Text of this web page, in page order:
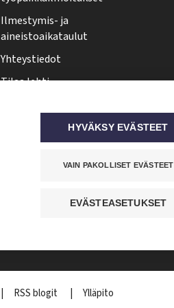
Ilmestymis- ja
aineistoaikataulut
Yhteystiedot
Tilaa lehti
Tehy-lehti somessa
RSS blogit Ylläpito
HYVÄKSY EVÄSTEET
VAIN PAKOLLISET EVÄSTEET
EVÄSTEASETUKSET